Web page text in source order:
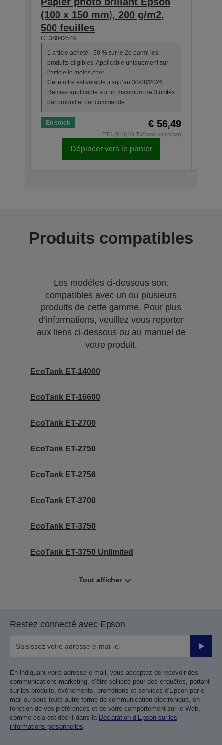
(100 x 150 mm), 200 g/m2,
500 feuilles
C13S042549
1 article acheté, -50 % sur le 2e parmi les
produits éligibles. Applicable uniquement sur
l’article le moins cher.
Cette offre est valable jusqu’au 30/08/2026.
Remise applicable sur un maximum de 3 unités
par produit et par commande.
En stock € 56,49
TTC (€ 46,69 TVA non comprise)
Déplacer vers le panier
Produits compatibles
Les modèles ci-dessous sont
compatibles avec un ou plusieurs
produits de cette gamme. Pour plus
d’informations, veuillez vous reporter
aux liens ci-dessous ou au manuel de
votre produit.
EcoTank ET-14000
EcoTank ET-16600
EcoTank ET-2700
EcoTank ET-2750
EcoTank ET-2756
EcoTank ET-3700
EcoTank ET-3750
EcoTank ET-3750 Unlimited
Tout afficher
Restez connecté avec Epson
Valider
En indiquant votre adresse e-mail, vous acceptez de recevoir des
communications marketing, d’être sollicité pour des enquêtes, portant
sur les produits, événements, promotions et services d’Epson par e-
mail ou sous toute autre forme de communication électronique, en
fonction de vos préférences et de votre comportement sur le Web,
comme cela est décrit dans la Déclaration d’Epson sur les
informations personnelles